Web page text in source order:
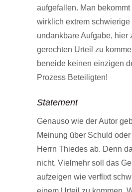
aufgefallen. Man
wirklich extrem schwierige
undankbare Aufgabe, hier
gerechten Urteil zu
beneide keinen einzigen
Prozess Beteiligten!
Statement
Genauso wie der Autor
Meinung über Schuld
Herrn Thiedes ab. Denn
nicht. Vielmehr soll das
aufzeigen wie verflixt